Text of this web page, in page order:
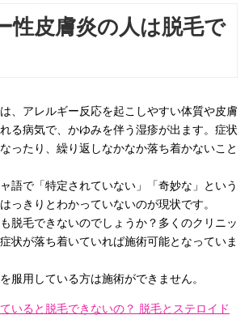
性皮膚炎の人は脱毛で
、アレルギー反応を起こしやすい体質や皮膚
る病気で、かゆみを伴う湿疹が出ます。症状
ったり、繰り返しなかなか落ち着かないこと
語で「特定されていない」「奇妙な」という
っきりとわかっていないのが現状です。
脱毛できないのでしょうか？多くのクリニッ
状が落ち着いていれば施術可能となっていま
服用している方は施術ができません。
いると脱毛できないの？ 脱毛とステロイド